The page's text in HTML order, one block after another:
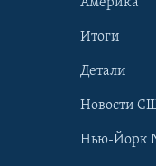
Америка
Итоги
Детали
Новости
Нью-Йорк